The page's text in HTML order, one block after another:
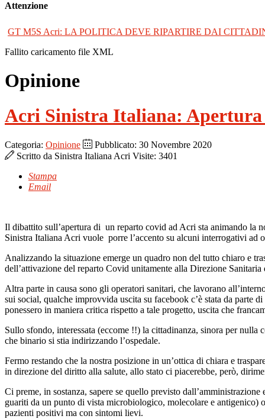
GT M5S Acri: LA POLITICA DEVE RIPARTIRE DAI
Attenzione
Fallito caricamento file XML
Opinione
Acri Sinistra Italiana:
Categoria: Opinione
Pubblicato: 30 Novembre 2020
Scritto da Sinistra Italiana Acri Visite: 3401
Stampa
Email
Il dibattito sull’apertura di un reparto covid ad Acri sta animando la
Sinistra Italiana Acri vuole porre l’accento su alcuni interrogativi ad
Analizzando la situazione emerge un quadro non del tutto chiaro e
dell’attivazione del reparto Covid unitamente alla Direzione
Altra parte in causa sono gli operatori sanitari, che lavorano
sui social, qualche improvvida uscita su facebook c’è stata da parte
ponessero in maniera critica rispetto a tale progetto, uscita che
Sullo sfondo, interessata (eccome !!) la cittadinanza, sinora per nulla
che binario si stia indirizzando l’ospedale.
Fermo restando che la nostra posizione in un’ottica di chiara e
in direzione del diritto alla salute, allo stato ci piacerebbe, però,
Ci preme, in sostanza, sapere se quello previsto
guariti da un punto di vista microbiologico, molecolare e antigenico)
pazienti positivi ma con sintomi lievi.